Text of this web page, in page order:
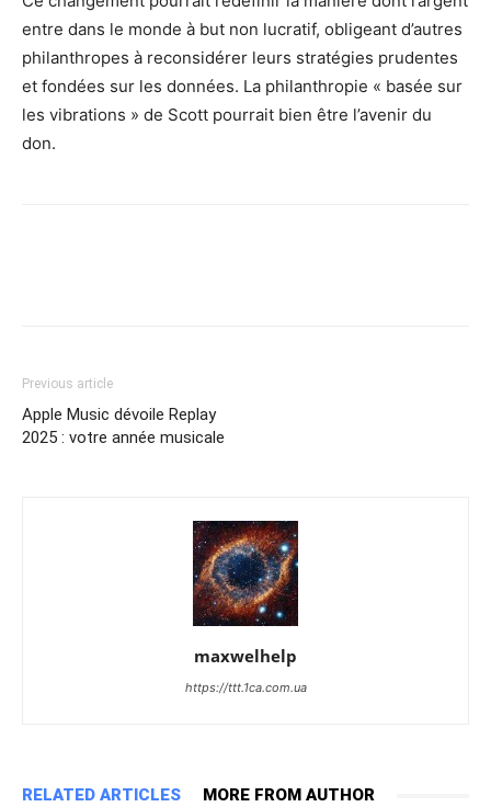
entre dans le monde à but non lucratif, obligeant d’autres
philanthropes à reconsidérer leurs stratégies prudentes
et fondées sur les données. La philanthropie « basée sur
les vibrations » de Scott pourrait bien être l’avenir du
don.
Previous article
Apple Music dévoile Replay
2025 : votre année musicale
maxwelhelp
https://ttt.1ca.com.ua
RELATED ARTICLES MORE FROM AUTHOR